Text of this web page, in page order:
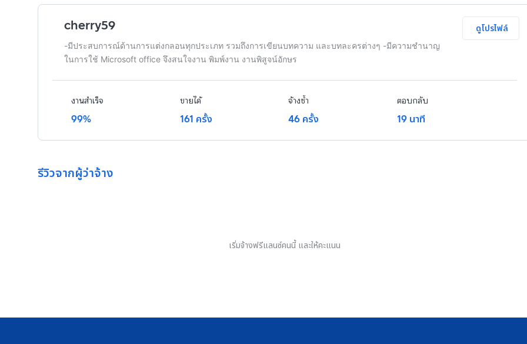
cherry59
-มีประสบการณ์ด้านการแต่งกลอนทุกประเภท รวมถึงการเขียนบทความ และบทละครต่างๆ -มีความชำนาญ
ในการใช้ Microsoft office จึงสนใจงาน พิมพ์งาน งานพิสูจน์อักษร
ดูโปรไฟล์
งานสำเร็จ
99%
ขายได้
161 ครั้ง
จ้างซ้ำ
46 ครั้ง
ตอบกลับ
19 นาที
รีวิวจากผู้ว่าจ้าง
เริ่มจ้างฟรีแลนซ์คนนี้ และให้คะแนน